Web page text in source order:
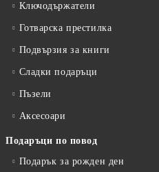
Ключодържатели
Готварска престилка
Подвързия за книги
Сладки подаръци
Пъзели
Аксесоари
Подаръци по повод
Подарък за рожден ден